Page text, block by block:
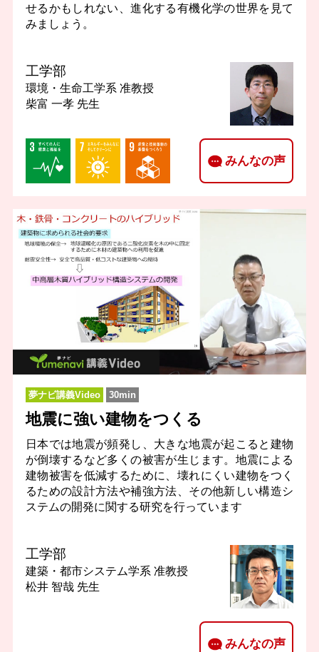
せるかもしれない、進化する有機化学の世界を見て
みましょう。
工学部
環境・生命工学系 准教授
柴富 一孝 先生
みんなの声
夢ナビ講義Video 30min
地震に強い建物をつくる
日本では地震が頻発し、大きな地震が起こると建物
が倒壊するなど多くの被害が生じます。地震による
建物被害を低減するために、壊れにくい建物をつく
るための設計方法や補強方法、その他新しい構造シ
ステムの開発に関する研究を行っています
工学部
建築・都市システム学系 准教授
松井 智哉 先生
みんなの声